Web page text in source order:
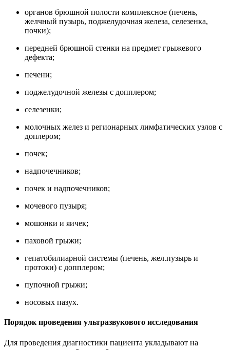
органов брюшной полости комплексное (печень,
желчный пузырь, поджелудочная железа, селезенка,
почки);
передней брюшной стенки на предмет грыжевого
дефекта;
печени;
поджелудочной железы с допплером;
селезенки;
молочных желез и регионарных лимфатических узлов с
доплером;
почек;
надпочечников;
почек и надпочечников;
мочевого пузыря;
мошонки и яичек;
паховой грыжи;
гепатобилиарной системы (печень, жел.пузырь и
протоки) с допплером;
пупочной грыжи;
носовых пазух.
Порядок проведения ультразвукового исследования
Для проведения диагностики пациента укладывают на